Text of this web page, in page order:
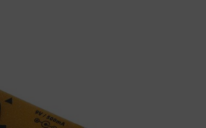
clients